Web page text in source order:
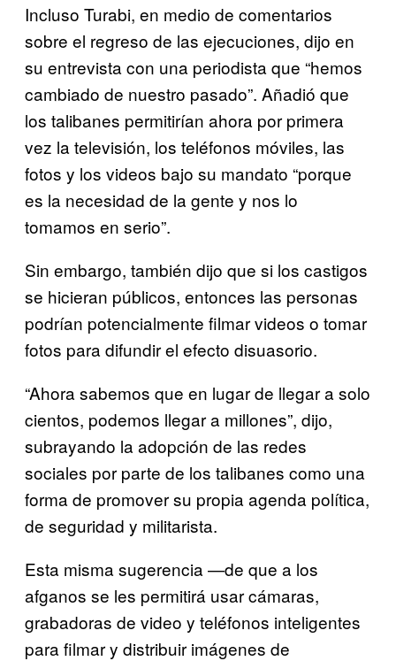
Incluso Turabi, en medio de comentarios
sobre el regreso de las ejecuciones, dijo en
su entrevista con una periodista que “hemos
cambiado de nuestro pasado”. Añadió que
los talibanes permitirían ahora por primera
vez la televisión, los teléfonos móviles, las
fotos y los videos bajo su mandato “porque
es la necesidad de la gente y nos lo
tomamos en serio”.
Sin embargo, también dijo que si los castigos
se hicieran públicos, entonces las personas
podrían potencialmente filmar videos o tomar
fotos para difundir el efecto disuasorio.
“Ahora sabemos que en lugar de llegar a solo
cientos, podemos llegar a millones”, dijo,
subrayando la adopción de las redes
sociales por parte de los talibanes como una
forma de promover su propia agenda política,
de seguridad y militarista.
Esta misma sugerencia —de que a los
afganos se les permitirá usar cámaras,
grabadoras de video y teléfonos inteligentes
para filmar y distribuir imágenes de